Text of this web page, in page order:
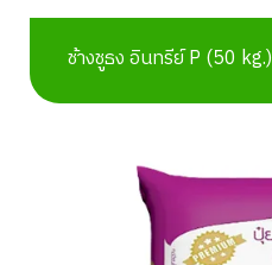
ช้างชูธง อินทรีย์ P (50 kg.)